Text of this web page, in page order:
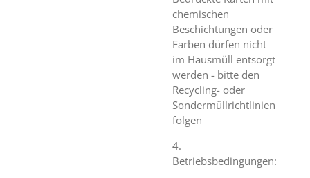
chemischen
Beschichtungen oder
Farben dürfen nicht
im Hausmüll entsorgt
werden - bitte den
Recycling- oder
Sondermüllrichtlinien
folgen
4.
Betriebsbedingungen: